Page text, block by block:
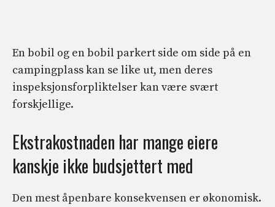
En bobil og en bobil parkert side om side på en
campingplass kan se like ut, men deres
inspeksjonsforpliktelser kan være svært
forskjellige.
Ekstrakostnaden har mange eiere
kanskje ikke budsjettert med
Den mest åpenbare konsekvensen er økonomisk.